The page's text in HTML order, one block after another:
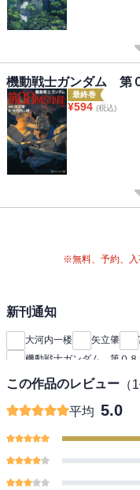
機動戦士ガンダム 第
最終巻
¥594 (税込)
※無料、予約、入
新刊通知
大河内一楼 矢立肇
機動戦士ガンダム 第０８
この作品のレビュー （1
平均 5.0